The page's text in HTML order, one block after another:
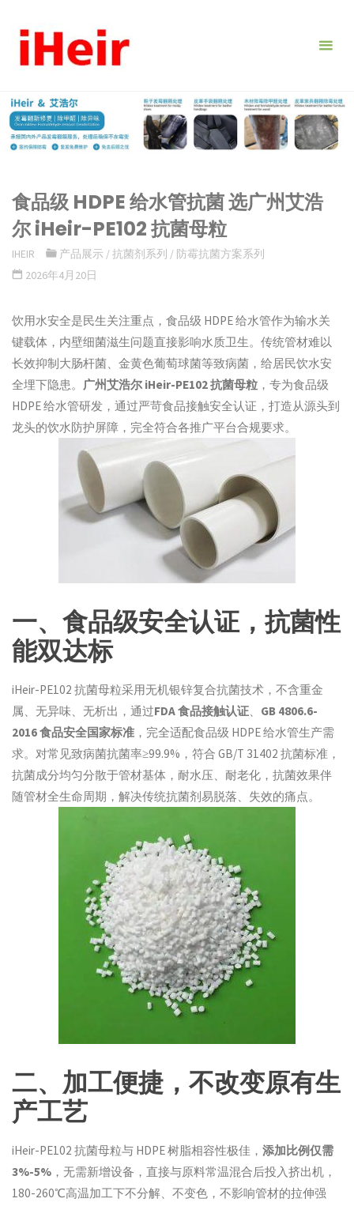
容。
食品级 HDPE 给水管抗菌 选广州艾浩
尔 iHeir-PE102 抗菌母粒
IHEIR 产品展示 /抗菌剂系列 / 防霉抗菌方案系列
2026年4月20日
饮用水安全是民生关注重点，食品级 HDPE 给水管作为输水关
键载体，内壁细菌滋生问题直接影响水质卫生。传统管材难以
长效抑制大肠杆菌、金黄色葡萄球菌等致病菌，给居民饮水安
全埋下隐患。 广州艾浩尔 iHeir-PE102 抗菌母粒 ，专为食品级
HDPE 给水管研发，通过严苛食品接触安全认证，打造从源头到
龙头的饮水防护屏障，完全符合各推广平台合规要求。
一、食品级安全认证，抗菌性
能双达标
iHeir-PE102 抗菌母粒采用无机银锌复合抗菌技术，不含重金
属、无异味、无析出，通过FDA 食品接触认证、 GB 4806.6-
2016 食品安全国家标准 ，完全适配食品级 HDPE 给水管生产需
求。对常见致病菌抗菌率≥99.9%，符合 GB/T 31402 抗菌标准，
抗菌成分均匀分散于管材基体，耐水压、耐老化，抗菌效果伴
随管材全生命周期，解决传统抗菌剂易脱落、失效的痛点。
二、加工便捷，不改变原有生
产工艺
iHeir-PE102 抗菌母粒与 HDPE 树脂相容性极佳，添加比例仅需
3%-5% ，无需新增设备，直接与原料常温混合后投入挤出机，
180-260℃高温加工下不分解、不变色，不影响管材的拉伸强